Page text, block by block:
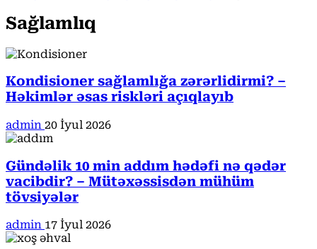
Sağlamlıq
Kondisioner sağlamlığa zərərlidirmi? –
Həkimlər əsas riskləri açıqlayıb
admin 20 İyul 2026
Gündəlik 10 min addım hədəfi nə qədər
vacibdir? – Mütəxəssisdən mühüm
tövsiyələr
admin 17 İyul 2026